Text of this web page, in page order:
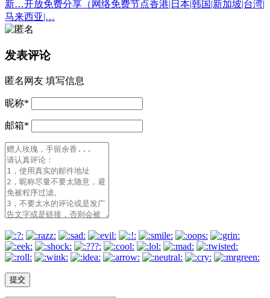
新…开放免费分享（网络免费节点香港|日本|韩国|新加坡|台湾|
马来西亚|…
发表评论
匿名网友 填写信息
昵称*
邮箱*